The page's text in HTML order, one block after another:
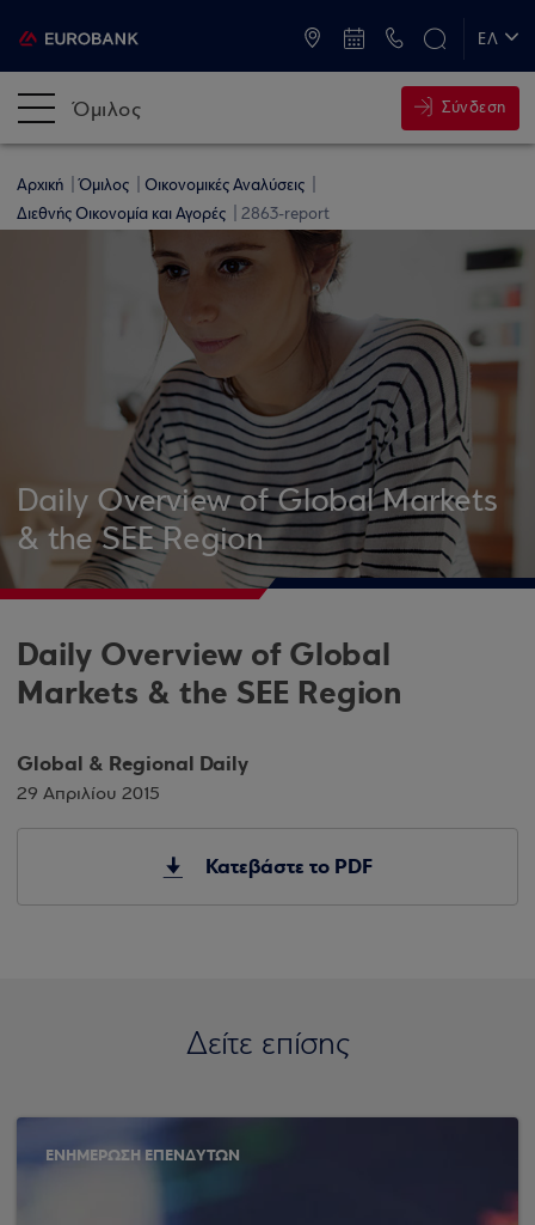
ΕΛ
Όμιλος Σύνδεση
Αρχική Όμιλος
Οικονομικές Αναλύσεις
Διεθνής Οικονομία και Αγορές
2863-report
Daily Overview of Global Markets
& the SEE Region
Daily Overview of Global
Markets & the SEE Region
Global & Regional Daily
29 Απριλίου 2015
Κατεβάστε το PDF
Δείτε επίσης
ΕΝΗΜΕΡΩΣΗ ΕΠΕΝΔΥΤΩΝ